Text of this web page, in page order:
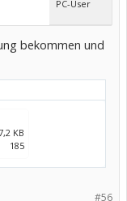
PC-User
bekommen und
KB
185
#56